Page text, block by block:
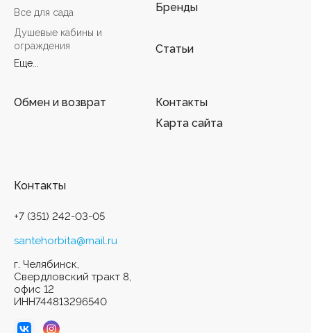
Все для сада
Душевые кабины и
ограждения
Еще...
Бренды
Статьи
Обмен и возврат
Контакты
Карта сайта
Контакты
+7 (351) 242-03-05
santehorbita@mail.ru
г. Челябинск,
Свердловский тракт 8,
офис 12
ИНН744813296540